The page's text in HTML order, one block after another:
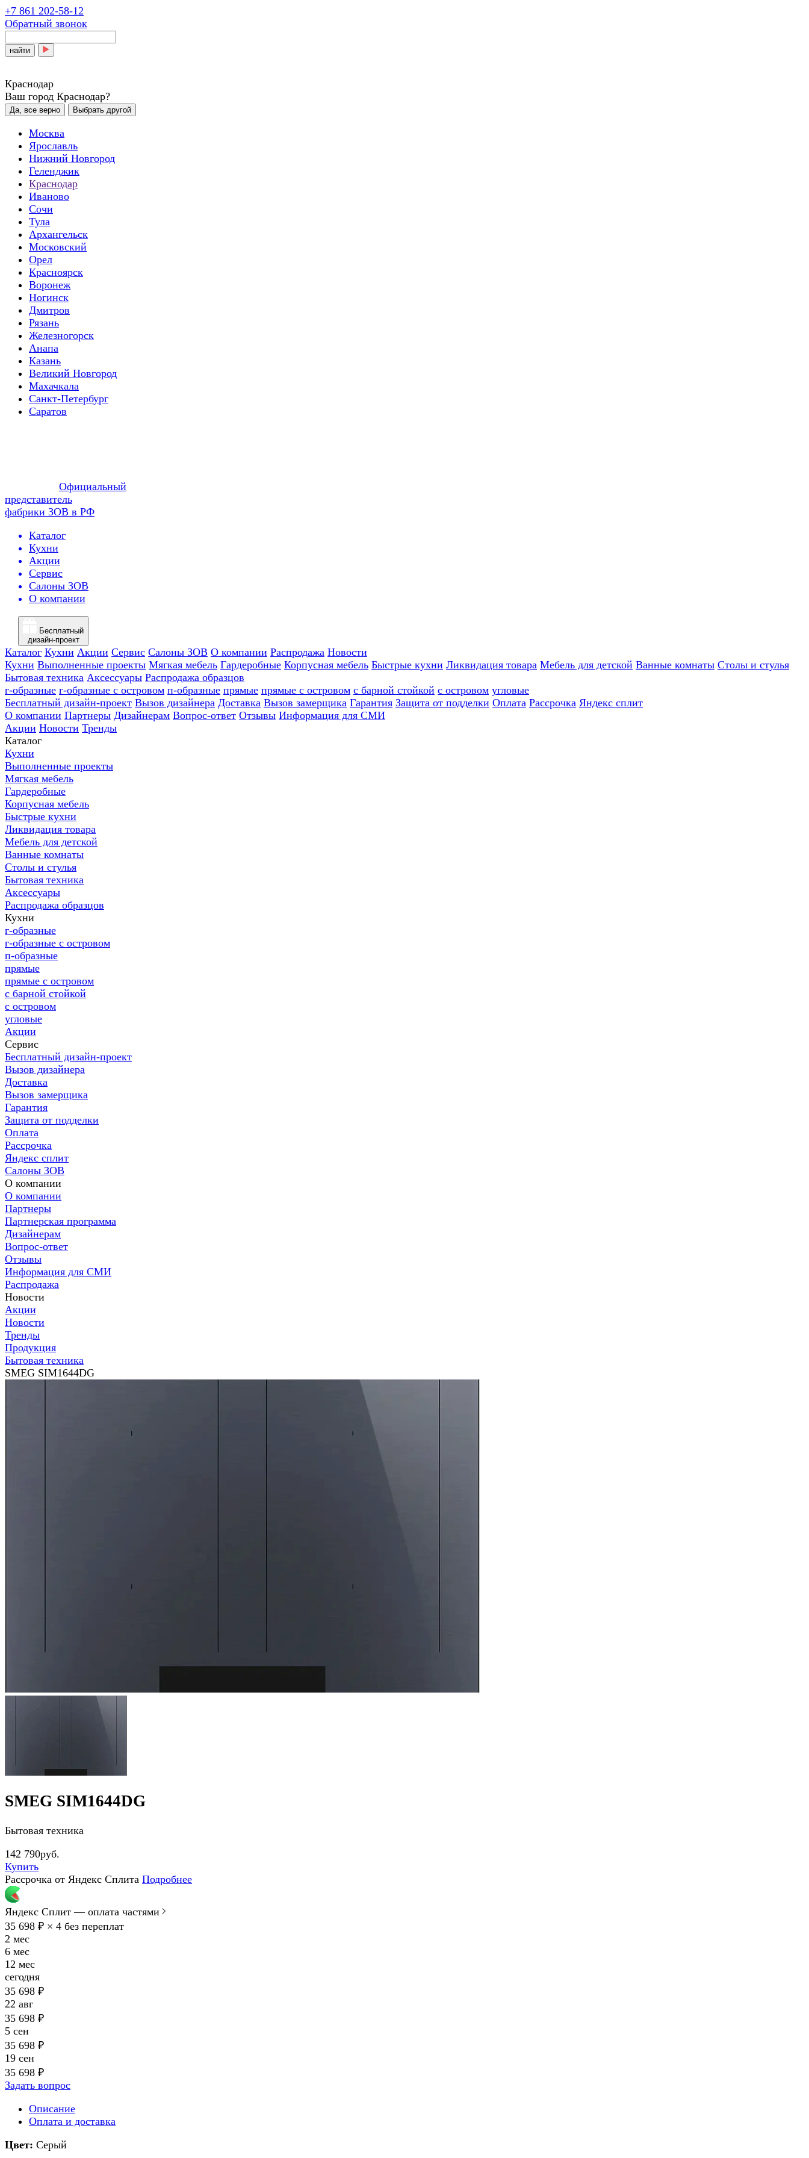
+7 861 202-58-12
Обратный звонок
найти
Краснодар
Ваш город Краснодар?
Да, все верно Выбрать другой
Москва
Ярославль
Нижний Новгород
Геленджик
Краснодар
Иваново
Сочи
Тула
Архангельск
Московский
Орел
Красноярск
Воронеж
Ногинск
Дмитров
Рязань
Железногорск
Анапа
Казань
Великий Новгород
Махачкала
Санкт-Петербург
Саратов
Официальный
представитель
фабрики ЗОВ в РФ
Каталог
Кухни
Акции
Сервис
Салоны ЗОВ
О компании
Бесплатный
дизайн-проект
Каталог Кухни Акции Сервис Салоны ЗОВ О компании Распродажа Новости
Кухни Выполненные проекты Мягкая мебель Гардеробные Корпусная мебель Быстрые кухни Ликвидация товара Мебель для детской Ванные комнаты Столы и стулья
Бытовая техника Аксессуары Распродажа образцов
г-образные г-образные с островом п-образные прямые прямые с островом с барной стойкой с островом угловые
Бесплатный дизайн-проект Вызов дизайнера Доставка Вызов замерщика Гарантия Защита от подделки Оплата Рассрочка Яндекс сплит
О компании Партнеры Дизайнерам Вопрос-ответ Отзывы Информация для СМИ
Акции Новости Тренды
Каталог
Кухни
Выполненные проекты
Мягкая мебель
Гардеробные
Корпусная мебель
Быстрые кухни
Ликвидация товара
Мебель для детской
Ванные комнаты
Столы и стулья
Бытовая техника
Аксессуары
Распродажа образцов
Кухни
г-образные
г-образные с островом
п-образные
прямые
прямые с островом
с барной стойкой
с островом
угловые
Акции
Сервис
Бесплатный дизайн-проект
Вызов дизайнера
Доставка
Вызов замерщика
Гарантия
Защита от подделки
Оплата
Рассрочка
Яндекс сплит
Салоны ЗОВ
О компании
О компании
Партнеры
Партнерская программа
Дизайнерам
Вопрос-ответ
Отзывы
Информация для СМИ
Распродажа
Новости
Акции
Новости
Тренды
Продукция
Бытовая техника
SMEG SIM1644DG
SMEG SIM1644DG
Бытовая техника
142 790руб.
Купить
Рассрочка от Яндекс Сплита Подробнее
Яндекс Сплит — оплата частями
35 698 ₽ × 4 без переплат
2 мес
6 мес
12 мес
сегодня
35 698 ₽
22 авг
35 698 ₽
5 сен
35 698 ₽
19 сен
35 698 ₽
Задать вопрос
Описание
Оплата и доставка
Цвет: Серый